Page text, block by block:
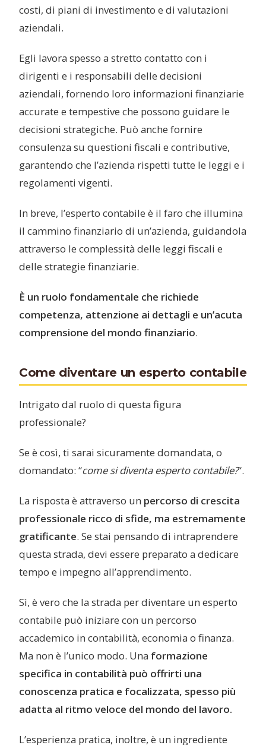
costi, di piani di investimento e di valutazioni
aziendali.
Egli lavora spesso a stretto contatto con i
dirigenti e i responsabili delle decisioni
aziendali, fornendo loro informazioni finanziarie
accurate e tempestive che possono guidare le
decisioni strategiche. Può anche fornire
consulenza su questioni fiscali e contributive,
garantendo che l’azienda rispetti tutte le leggi e i
regolamenti vigenti.
In breve, l’esperto contabile è il faro che illumina
il cammino finanziario di un’azienda, guidandola
attraverso le complessità delle leggi fiscali e
delle strategie finanziarie.
È un ruolo fondamentale che richiede
competenza, attenzione ai dettagli e un’acuta
comprensione del mondo finanziario.
Come diventare un esperto contabile
Intrigato dal ruolo di questa figura
professionale?
Se è così, ti sarai sicuramente domandata, o
domandato: “come si diventa esperto contabile?“.
La risposta è attraverso un percorso di crescita
professionale ricco di sfide, ma estremamente
gratificante. Se stai pensando di intraprendere
questa strada, devi essere preparato a dedicare
tempo e impegno all’apprendimento.
Sì, è vero che la strada per diventare un esperto
contabile può iniziare con un percorso
accademico in contabilità, economia o finanza.
Ma non è l’unico modo. Una formazione
specifica in contabilità può offrirti una
conoscenza pratica e focalizzata, spesso più
adatta al ritmo veloce del mondo del lavoro.
L’esperienza pratica, inoltre, è un ingrediente